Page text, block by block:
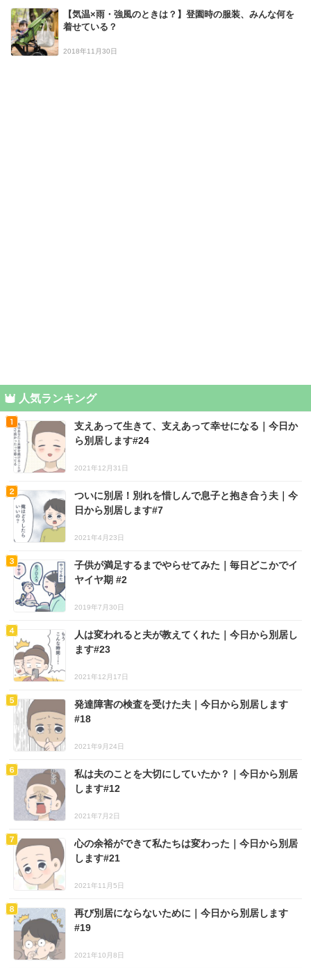
【気温×雨・強風のときは？】登園時の服装、みんな何を
着せている？
2018年11月30日
人気ランキング
支えあって生きて、支えあって幸せになる｜今日か
ら別居します#24
2021年12月31日
ついに別居！別れを惜しんで息子と抱き合う夫｜今
日から別居します#7
2021年4月23日
子供が満足するまでやらせてみた｜毎日どこかでイ
ヤイヤ期 #2
2019年7月30日
人は変われると夫が教えてくれた｜今日から別居し
ます#23
2021年12月17日
発達障害の検査を受けた夫｜今日から別居します
#18
2021年9月24日
私は夫のことを大切にしていたか？｜今日から別居
します#12
2021年7月2日
心の余裕ができて私たちは変わった｜今日から別居
します#21
2021年11月5日
再び別居にならないために｜今日から別居します
#19
2021年10月8日